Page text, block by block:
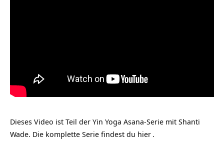
Dieses Video ist Teil der Yin Yoga Asana-Serie mit Shanti
Wade. Die komplette Serie findest du hier .